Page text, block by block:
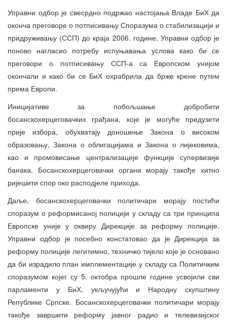
Управни одбор је свесрдно подржао настојања Владе БиХ да
оконча преговоре о потписивању Споразума о стабилизацији и
придруживању (ССП) до краја 2006. године. Управни одбор је
поново нагласио потребу испуњавања услова како би се
преговори о потписивању ССП-а са Европском унијом
окончали и како би се БиХ охрабрила да брже крене путем
према Европи.
Иницијативе за побољшање добробити
босанскохерцеговачких грађана, које је могуће предузети
прије избора, обухватају доношење Закона о високом
образовању, Закона о облигацијама и Закона о лијековима,
као и промовисање централизације функције супервизије
банака. Босанскохерцеговачки органи морају такође хитно
ријешити спор око расподјеле прихода.
Даље, босанскохерцеговачки политичари морају постићи
споразум о реформисаној полицији у складу са три принципа
Европске уније у оквиру Дирекције за реформу полиције.
Управни одбор је посебно констатовао да је Дирекција за
реформу полиције легитимно, техничко тијело које је основано
да би израдило план имплементације у складу са Политичким
споразумом којег су 5. октобра прошле године усвојили сви
парламенти у БиХ, укључујући и Народну скупштину
Републике Српске. Босанскохерцеговачки политичари морају
такође завршити реформу јавног радио и телевизијског